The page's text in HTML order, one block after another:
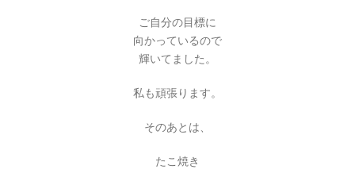
ご自分の目標に
向かっているので
輝いてました。
私も頑張ります。
そのあとは、
たこ焼き